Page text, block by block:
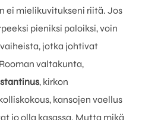
ei mielikuvitukseni riitä. Jos
pieniksi paloiksi, voin
jotka johtivat
valtakunta,
, kirkon
kansojen vaellus
jo olla kasassa. Mutta mikä